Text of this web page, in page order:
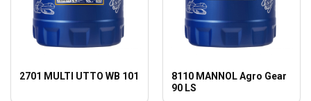
2701 MULTI UTTO WB 101
8110 MANNOL Agro Gear
90 LS